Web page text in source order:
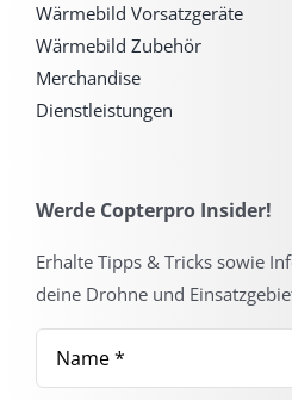
Wärmebild Vorsatzgeräte
Wärmebild Zubehör
Merchandise
Dienstleistungen
Werde Copterpro Insider!
Erhalte Tipps & Tricks sowie
deine Drohne und